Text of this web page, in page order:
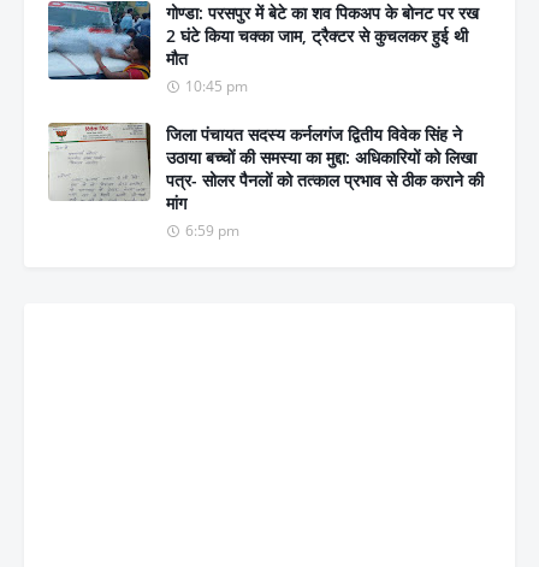
गोण्डा: परसपुर में बेटे का शव पिकअप के बोनट पर रख
2 घंटे किया चक्का जाम, ट्रैक्टर से कुचलकर हुई थी
मौत
10:45 pm
जिला पंचायत सदस्य कर्नलगंज द्वितीय विवेक सिंह ने
उठाया बच्चों की समस्या का मुद्दा: अधिकारियों को लिखा
पत्र- सोलर पैनलों को तत्काल प्रभाव से ठीक कराने की
मांग
6:59 pm